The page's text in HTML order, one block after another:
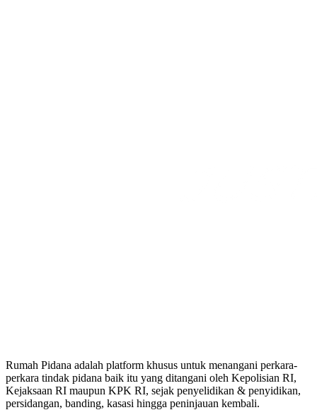
Rumah Pidana adalah platform khusus untuk menangani perkara-
perkara tindak pidana baik itu yang ditangani oleh Kepolisian RI,
Kejaksaan RI maupun KPK RI, sejak penyelidikan & penyidikan,
persidangan, banding, kasasi hingga peninjauan kembali.